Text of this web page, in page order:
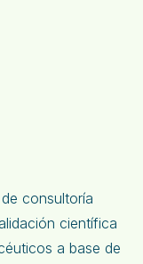
consultoría
científica
a base de